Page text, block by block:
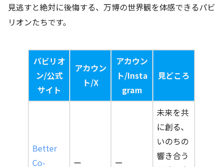
見逃すと絶対に後悔する、万博の世界観を体感できるパビ
リオンたちです。
パビリオ
ン/公式
サイト
アカウン
ト/X
アカウン
ト/Insta
gram
見どころ
Better
Co-
ー ー
未来を共
に創る、
いのちの
響き合う